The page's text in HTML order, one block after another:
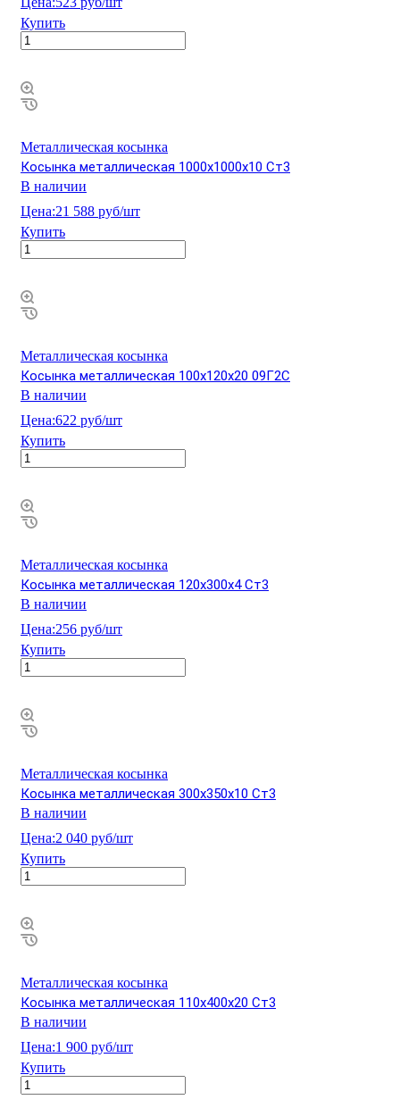
Купить
Металлическая косынка
Косынка металлическая 1000х1000х10 Ст3
В наличии
Цена:21 588 руб/шт
Купить
Металлическая косынка
Косынка металлическая 100х120х20 09Г2С
В наличии
Цена:622 руб/шт
Купить
Металлическая косынка
Косынка металлическая 120х300х4 Ст3
В наличии
Цена:256 руб/шт
Купить
Металлическая косынка
Косынка металлическая 300х350х10 Ст3
В наличии
Цена:2 040 руб/шт
Купить
Металлическая косынка
Косынка металлическая 110х400х20 Ст3
В наличии
Цена:1 900 руб/шт
Купить